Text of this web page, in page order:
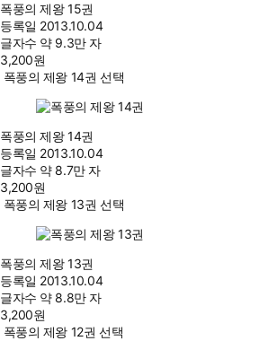
폭풍의 제왕 15권
등록일 2013.10.04
글자수 약 9.3만 자
3,200원
폭풍의 제왕 14권 선택
폭풍의 제왕 14권
등록일 2013.10.04
글자수 약 8.7만 자
3,200원
폭풍의 제왕 13권 선택
폭풍의 제왕 13권
등록일 2013.10.04
글자수 약 8.8만 자
3,200원
폭풍의 제왕 12권 선택